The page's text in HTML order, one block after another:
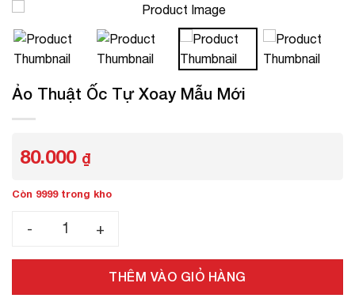
Ảo Thuật Ốc Tự Xoay Mẫu Mới
80.000 ₫
Còn 9999 trong kho
Ảo Thuật Ốc Tự Xoay Mẫu Mới số lượng
THÊM VÀO GIỎ HÀNG